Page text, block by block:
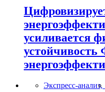
усиливается
устойчивость
Экспресс-анализ,